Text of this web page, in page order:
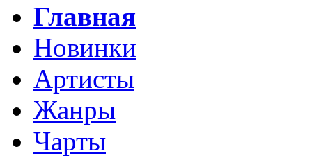
Главная
Новинки
Артисты
Жанры
Чарты